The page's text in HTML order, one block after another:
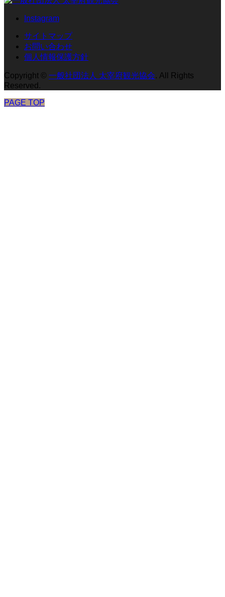
Instagram
サイトマップ
お問い合わせ
個人情報保護方針
Copyright © 一般社団法人 太宰府観光協会. All Rights
Reserved.
PAGE TOP